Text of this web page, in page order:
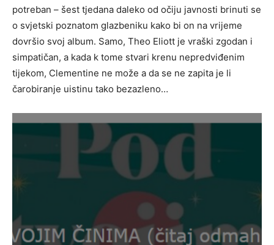
potreban – šest tjedana daleko od očiju javnosti brinuti se
o svjetski poznatom glazbeniku kako bi on na vrijeme
dovršio svoj album. Samo, Theo Eliott je vraški zgodan i
simpatičan, a kada k tome stvari krenu nepredviđenim
tijekom, Clementine ne može a da se ne zapita je li
čarobiranje uistinu tako bezazleno…